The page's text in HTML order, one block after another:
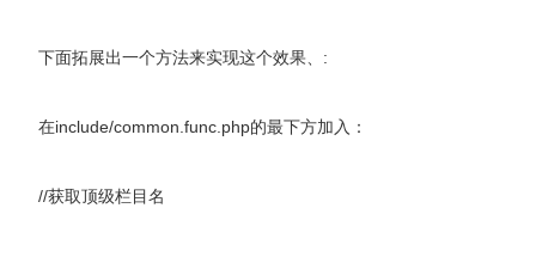
下面拓展出一个方法来实现这个效果、:
在include/common.func.php的最下方加入：
//获取顶级栏目名